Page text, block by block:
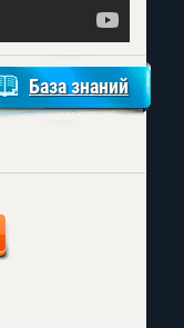
База знаний